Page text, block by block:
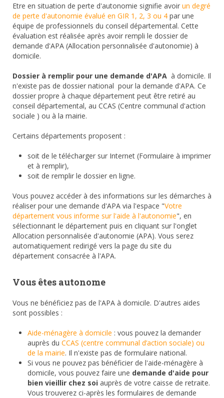
Etre en situation de perte d'autonomie signifie avoir un degré
de perte d'autonomie évalué en GIR 1, 2, 3 ou 4 par une
équipe de professionnels du conseil départemental. Cette
évaluation est réalisée après avoir rempli le dossier de
demande d'APA (Allocation personnalisée d'autonomie) à
domicile.
Dossier à remplir pour une demande d'APA à domicile. Il
n'existe pas de dossier national pour la demande d'APA. Ce
dossier propre à chaque département peut être retiré au
conseil départemental, au CCAS (Centre communal d'action
sociale ) ou à la mairie.
Certains départements proposent :
soit de le télécharger sur Internet (Formulaire à imprimer
et à remplir),
soit de remplir le dossier en ligne.
Vous pouvez accéder à des informations sur les démarches à
réaliser pour une demande d'APA via l'espace "Votre
département vous informe sur l'aide à l'autonomie", en
sélectionnant le département puis en cliquant sur l'onglet
Allocation personnalisée d'autonomie (APA). Vous serez
automatiquement redirigé vers la page du site du
département consacrée à l'APA.
Vous êtes autonome
Vous ne bénéficiez pas de l'APA à domicile. D'autres aides
sont possibles :
Aide-ménagère à domicile : vous pouvez la demander
auprès du CCAS (centre communal d’action sociale) ou
de la mairie. Il n'existe pas de formulaire national.
Si vous ne pouvez pas bénéficier de l'aide-ménagère à
domicile, vous pouvez faire une demande d'aide pour
bien vieillir chez soi auprès de votre caisse de retraite.
Vous trouverez ci-après les formulaires de demande